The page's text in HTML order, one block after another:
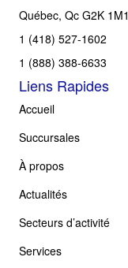
Québec, Qc G2K 1M1
1 (418) 527-1602
1 (888) 388-6633
Liens Rapides
Accueil
Succursales
À propos
Actualités
Secteurs d’activité
Services